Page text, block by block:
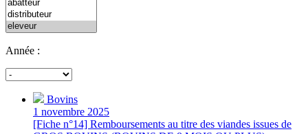
Année :
Bovins
1 novembre 2025
[Fiche n°14] Remboursements au titre des viandes issues de